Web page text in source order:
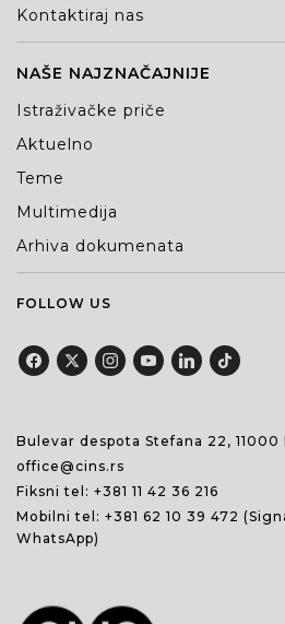
Kontaktiraj nas
NAŠE NAJZNAČAJNIJE
Istraživačke priče
Aktuelno
Teme
Multimedija
Arhiva dokumenata
FOLLOW US
Bulevar despota Stefana 22, 11000
office@cins.rs
Fiksni tel: +381 11 42 36 216
Mobilni tel: +381 62 10 39 472
WhatsApp)